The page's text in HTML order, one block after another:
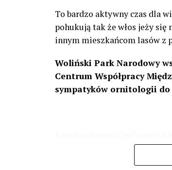
To bardzo aktywny czas dla
pohukują tak że włos jeży się
innym mieszkańcom lasów z
Woliński Park Narodowy
Centrum Współpracy
sympatyków ornitologii do
odbędzie się w dniach24 i 25